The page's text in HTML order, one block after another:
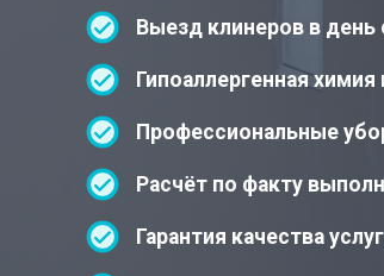
Выезд клинеров в
Гипоаллергенная
Профессиональные
Расчёт по факту
Гарантия качества